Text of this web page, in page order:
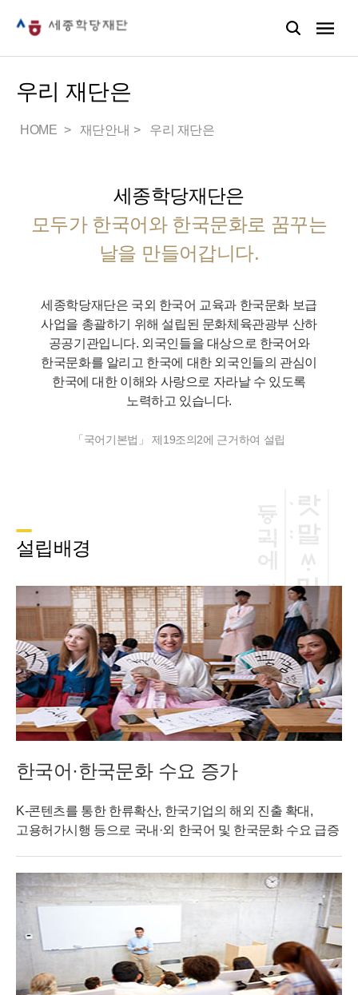
우리 재단은
HOME 재단안내 우리 재단은
세종학당재단은
모두가 한국어와 한국문화로 꿈꾸는
날을 만들어갑니다.
세종학당재단은 국외 한국어 교육과 한국문화 보급
사업을 총괄하기 위해 설립된 문화체육관광부 산하
공공기관입니다. 외국인들을 대상으로 한국어와
한국문화를 알리고 한국에 대한 외국인들의 관심이
한국에 대한 이해와 사랑으로 자라날 수 있도록
노력하고 있습니다.
「국어기본법」 제19조의2에 근거하여 설립
설립배경
한국어·한국문화 수요 증가
K-콘텐츠를 통한 한류확산, 한국기업의 해외 진출 확대,
고용허가시행 등으로 국내·외 한국어 및 한국문화 수요 급증